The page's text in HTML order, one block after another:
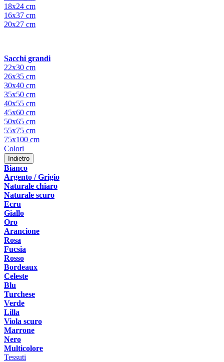
18x24 cm
16x37 cm
20x27 cm
Sacchi grandi
22x30 cm
26x35 cm
30x40 cm
35x50 cm
40x55 cm
45x60 cm
50x65 cm
55x75 cm
75x100 cm
Colori
Indietro
Bianco
Argento / Grigio
Naturale chiaro
Naturale scuro
Ecru
Giallo
Oro
Arancione
Rosa
Fucsia
Rosso
Bordeaux
Celeste
Blu
Turchese
Verde
Lilla
Viola scuro
Marrone
Nero
Multicolore
Tessuti